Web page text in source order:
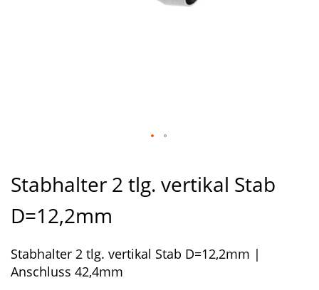
Anfang
der
Bildergalerie
springen
Stabhalter 2 tlg. vertikal Stab
D=12,2mm
Stabhalter 2 tlg. vertikal Stab D=12,2mm |
Anschluss 42,4mm